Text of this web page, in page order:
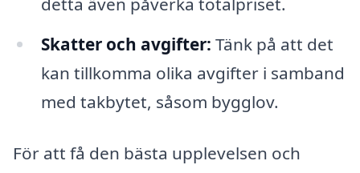
Skatter och avgifter: Tänk på att det
kan tillkomma olika avgifter i samband
med takbytet, såsom bygglov.
För att få den bästa upplevelsen och